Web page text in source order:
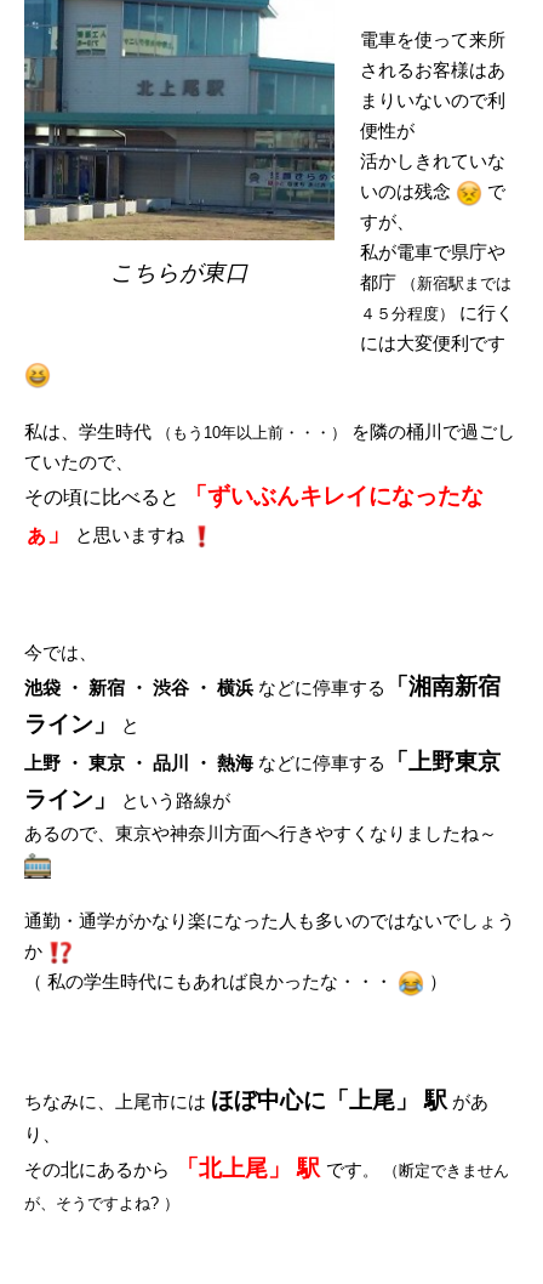
こちらが東口
電車を使って来所
されるお客様はあ
まりいないので利
便性が
活かしきれていな
いのは残念
で
すが、
私が電車で県庁や
都庁
（新宿駅までは
４５分程度）
に行く
には大変便利です
私は、学生時代 （もう10年以上前・・・）
を隣の桶川で過ごし
ていたので、
その頃に比べると
「ずいぶんキレイになったな
ぁ」
と思いますね
今では、
池袋 ・ 新宿 ・ 渋谷 ・ 横浜 などに停車する
「湘南新宿
ライン」
と
上野 ・ 東京 ・ 品川 ・ 熱海 などに停車する
「上野東京
ライン」
という路線が
あるので、東京や神奈川方面へ行きやすくなりましたね～
通勤・通学がかなり楽になった人も多いのではないでしょう
か
（ 私の学生時代にもあれば良かったな・・・
）
ちなみに、上尾市には ほぼ中心に「上尾」 駅 があ
り、
その北にあるから
「北上尾」 駅 です。 （断定できません
が、そうですよね? ）